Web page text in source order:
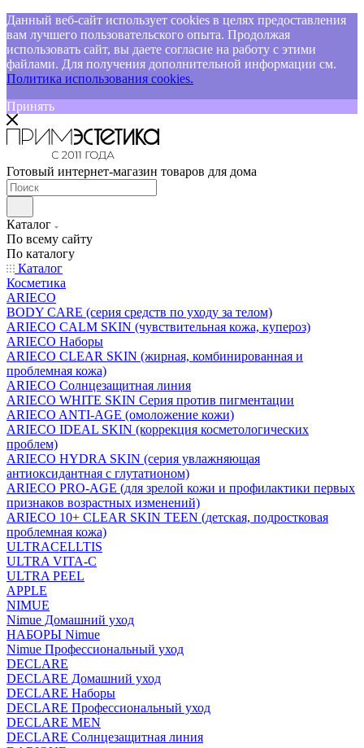
Данный веб-сайт использует cookies в целях предоставления
вам лучшего пользовательского опыта. Продолжая
использовать сайт, вы даете согласие на работу с этими
файлами. Для получения дополнительной информации см.
Политика использования cookies.
Принять
Готовый интернет-магазин товаров для дома
Каталог
По всему сайту
По каталогу
Каталог
Косметика
ARIECO
BODY CARE (серия средств по уходу за телом)
ARIECO CALM SKIN (чувствительная кожа, купероз)
ARIECO Наборы
ARIECO CLEAR SKIN (жирная, комбинированная и
проблемная кожа)
ARIECO Солнцезащитная линия
ARIECO WHITE SKIN Серия против пигментации
ARIECO ANTI-AGE (омоложение кожи)
ARIECO IDEAL SKIN (коррекция косметологических
проблем)
ARIECO HYDRA SKIN (серия увлажняющая
антиоксидантная с глутатионом)
ARIECO PRO-AGE (для зрелой кожи и профилактики первых
признаков возрастных изменений)
ARIECO 10+ CLEAR SKIN TEEN (детская, подростковая
проблемная кожа)
ULTRACELLTIS
ULTRA VITA-C
ULTRA PEEL
APPLE
NIMUE
Nimue Домашний уход
НАБОРЫ Nimue
Nimue Профессиональный уход
DECLARE
DECLARE Домашний уход
DECLARE Наборы
DECLARE Профессиональный уход
DECLARE MEN
DECLARE Солнцезащитная линия